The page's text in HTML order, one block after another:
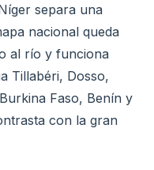
separa una
nacional queda
al río y funciona
Tillabéri, Dosso,
Faso, Benín y
con la gran